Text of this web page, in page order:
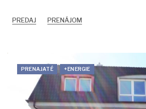
PREDAJ PRENÁJOM
PRENAJATÉ +ENERGIE